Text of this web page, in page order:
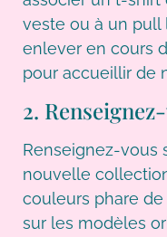
veste ou à un pull
enlever en cours
pour accueillir de
2.
Renseignez-vous
nouvelle
couleurs phare de
sur les modèles